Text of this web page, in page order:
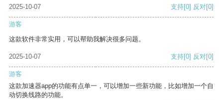
2025-10-07
支持[0] 反对[0]
游客
这款软件非常实用，可以帮助我解决很多问题。
2025-10-07 支持[0] 反对[0]
游客
这款加速器app的功能有点单一，可以增加一些新功能，比如增加一个自
动切换线路的功能。